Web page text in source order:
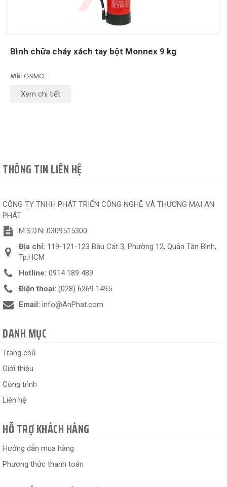
Bình chữa cháy xách tay bột Monnex 9 kg
Mã: C-9MCE
Xem chi tiết
THÔNG TIN LIÊN HỆ
CÔNG TY TNHH PHÁT TRIỂN CÔNG NGHỆ VÀ THƯƠNG MẠI AN
PHÁT
M.S.D.N: 0309515300
Địa chỉ: 119-121-123 Bàu Cát 3, Phường 12, Quận Tân Bình,
Tp.HCM
Hotline: 0914 189 489
Điện thoại: (028) 6269 1495
Email: info@AnPhat.com
DANH MỤC
Trang chủ
Giới thiệu
Công trình
Liên hệ
HỖ TRỢ KHÁCH HÀNG
Hướng dẫn mua hàng
Phương thức thanh toán